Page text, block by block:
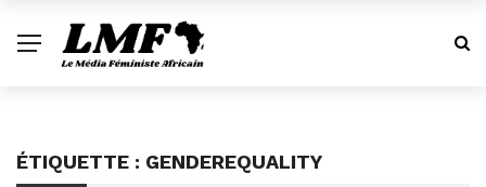
ÉTIQUETTE : GENDEREQUALITY